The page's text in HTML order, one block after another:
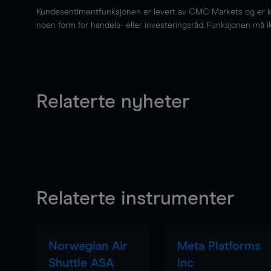
Kundesentimentfunksjonen er levert av CMC Markets og
noen form for handels- eller investeringsråd. Funksjonen
Relaterte nyheter
Relaterte instrumenter
Norwegian Air
Shuttle ASA
Meta Platforms
Inc